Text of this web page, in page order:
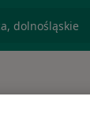
dzielnica